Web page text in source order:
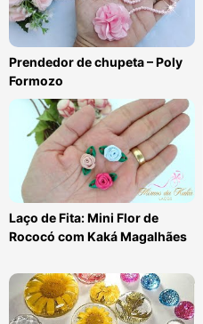
Prendedor de chupeta – Poly
Formozo
Laço de Fita: Mini Flor de
Rococó com Kaká Magalhães